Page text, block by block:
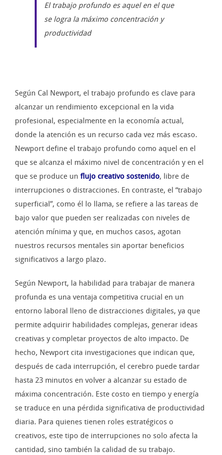
El trabajo profundo es aquel en el que
se logra la máximo concentración y
productividad
Según Cal Newport, el trabajo profundo es clave para
alcanzar un rendimiento excepcional en la vida
profesional, especialmente en la economía actual,
donde la atención es un recurso cada vez más escaso.
Newport define el trabajo profundo como aquel en el
que se alcanza el máximo nivel de concentración y en el
que se produce un flujo creativo sostenido, libre de
interrupciones o distracciones. En contraste, el “trabajo
superficial”, como él lo llama, se refiere a las tareas de
bajo valor que pueden ser realizadas con niveles de
atención mínima y que, en muchos casos, agotan
nuestros recursos mentales sin aportar beneficios
significativos a largo plazo.
Según Newport, la habilidad para trabajar de manera
profunda es una ventaja competitiva crucial en un
entorno laboral lleno de distracciones digitales, ya que
permite adquirir habilidades complejas, generar ideas
creativas y completar proyectos de alto impacto. De
hecho, Newport cita investigaciones que indican que,
después de cada interrupción, el cerebro puede tardar
hasta 23 minutos en volver a alcanzar su estado de
máxima concentración. Este costo en tiempo y energía
se traduce en una pérdida significativa de productividad
diaria. Para quienes tienen roles estratégicos o
creativos, este tipo de interrupciones no solo afecta la
cantidad, sino también la calidad de su trabajo.